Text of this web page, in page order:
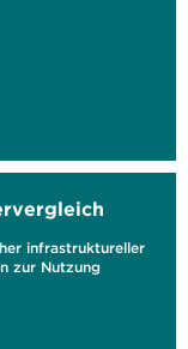
infrastruktureller
zur Nutzung